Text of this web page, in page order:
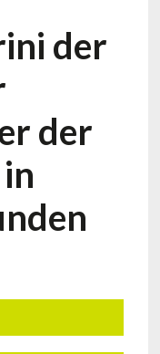
der
der